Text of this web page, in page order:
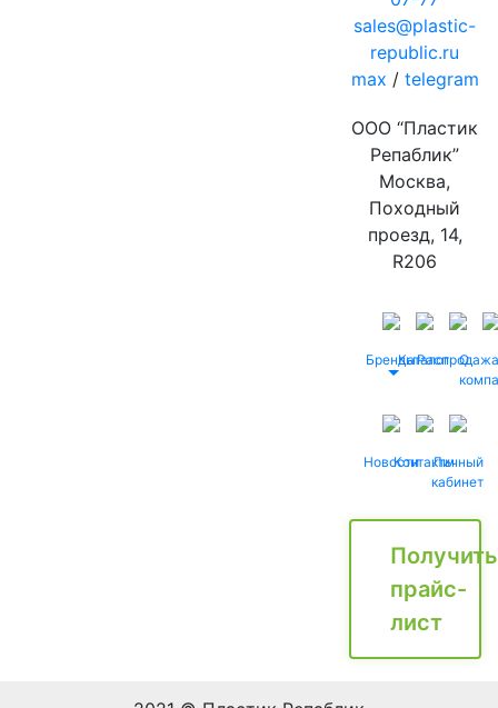
sales@plastic-
republic.ru
max / telegram
ООО “Пластик
Репаблик”
Москва,
Походный
проезд, 14,
R206
БрендыКаталог
Распродажа
О
НовостиКонтактыЛичный
кабинет
Получить
прайс-
лист